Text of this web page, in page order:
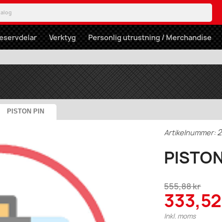
Verktyg Personlig utrustning / Merchandise
PISTON PIN
Artikelnummer:
555,88 kr
Inkl. moms